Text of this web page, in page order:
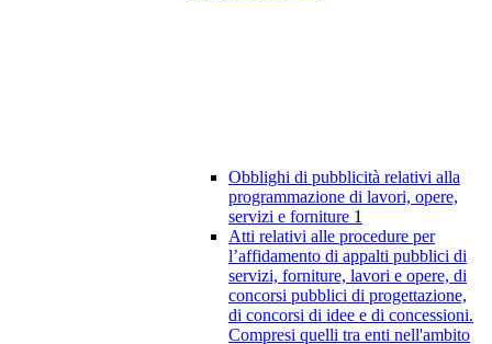
Obblighi di pubblicità relativi alla
programmazione di lavori, opere,
servizi e forniture 1
Atti relativi alle procedure per
l’affidamento di appalti pubblici di
servizi, forniture, lavori e opere, di
concorsi pubblici di progettazione,
di concorsi di idee e di concessioni.
Compresi quelli tra enti nell'ambito